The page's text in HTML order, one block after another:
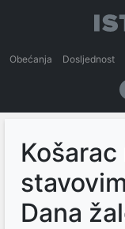
Obećanja Dosljednost
Dana